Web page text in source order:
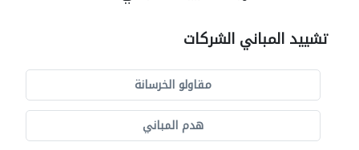
تشييد المباني الشركات
مقاولو الخرسانة
هدم المباني